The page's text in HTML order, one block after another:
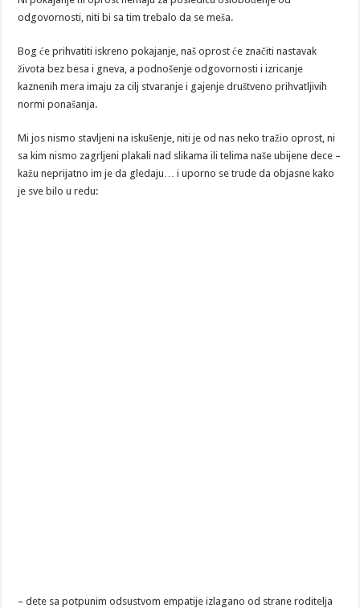
odgovornosti, niti bi sa tim trebalo da se meša.
Bog će prihvatiti iskreno pokajanje, naš oprost će značiti nastavak
života bez besa i gneva, a podnošenje odgovornosti i izricanje
kaznenih mera imaju za cilj stvaranje i gajenje društveno prihvatljivih
normi ponašanja.
Mi jos nismo stavljeni na iskušenje, niti je od nas neko tražio oprost, ni
sa kim nismo zagrljeni plakali nad slikama ili telima naše ubijene dece –
kažu neprijatno im je da gledaju… i uporno se trude da objasne kako
je sve bilo u redu:
– dete sa potpunim odsustvom empatije izlagano od strane roditelja